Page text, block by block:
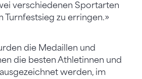
verschiedenen Sportarten
Turnfestsieg zu erringen.»
die Medaillen und
die besten Athletinnen und
werden, im